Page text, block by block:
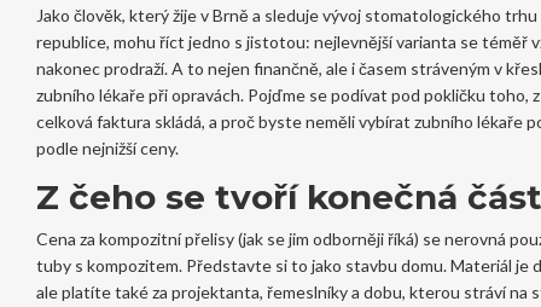
Jako člověk, který žije v Brně a sleduje vývoj stomatologického trhu
republice, mohu říct jedno s jistotou: nejlevnější varianta se téměř
nakonec prodraží. A to nejen finančně, ale i časem stráveným v
zubního lékaře při opravách. Pojďme se podívat pod pokličku toho,
celková faktura skládá, a proč byste neměli vybírat zubního lékaře
podle nejnižší ceny.
Z čeho se tvoří konečná
Cena za kompozitní přelisy (jak se jim odborněji říká) se nerovná
tuby s kompozitem. Představte si to jako stavbu domu. Materiál je
ale platíte také za projektanta, řemeslníky a dobu, kterou stráví na